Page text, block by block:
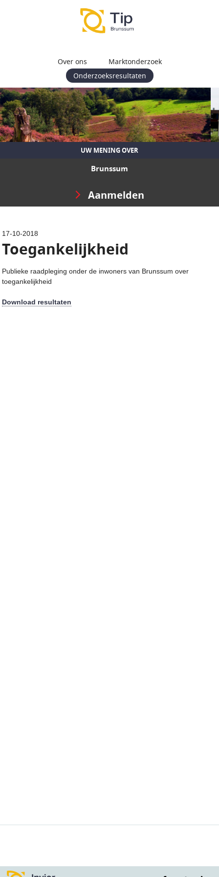
Over ons
Marktonderzoek
Onderzoeksresultaten
UW MENING OVER
Brunssum
Aanmelden
17-10-2018
Toegankelijkheid
Publieke raadpleging onder de inwoners van Brunssum over
toegankelijkheid
Download resultaten